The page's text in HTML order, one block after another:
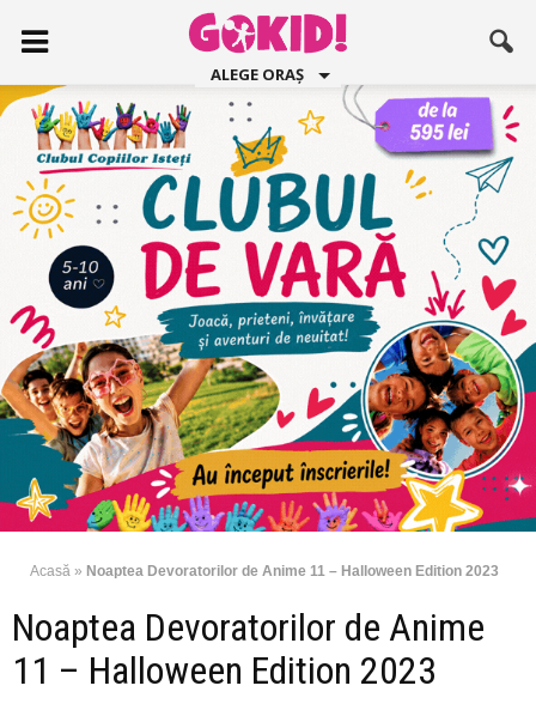
ALEGE ORAȘ
Acasă » Noaptea Devoratorilor de Anime 11 – Halloween Edition 2023
Noaptea Devoratorilor de Anime
11 – Halloween Edition 2023